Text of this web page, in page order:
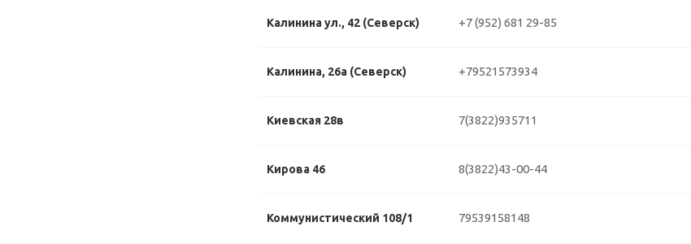
Калинина ул., 42 (Северск) +7 (952) 681 29-85
Калинина, 26а (Северск) +79521573934
Киевская 28в 7(3822)935711
Кирова 46 8(3822)43-00-44
Коммунистический 108/1 79539158148